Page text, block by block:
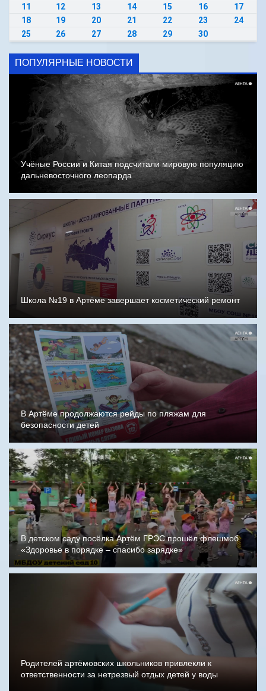
11
12 13 14 15 16
17
18
19 20 21 22 23
24
25
26 27 28 29 30
ПОПУЛЯРНЫЕ НОВОСТИ
Учёные России и Китая подсчитали мировую популяцию
дальневосточного леопарда
Школа №19 в Артёме завершает косметический ремонт
В Артёме продолжаются рейды по пляжам для
безопасности детей
В детском саду посёлка Артём ГРЭС прошёл флешмоб
«Здоровье в порядке – спасибо зарядке»
Родителей артёмовских школьников привлекли к
ответственности за нетрезвый отдых детей у воды